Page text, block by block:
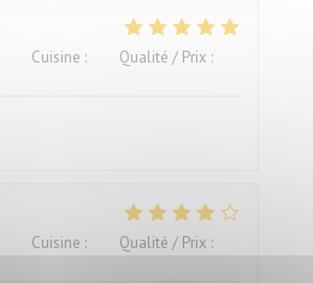
Cuisine : Qualité / Prix :
Cuisine : Qualité / Prix :